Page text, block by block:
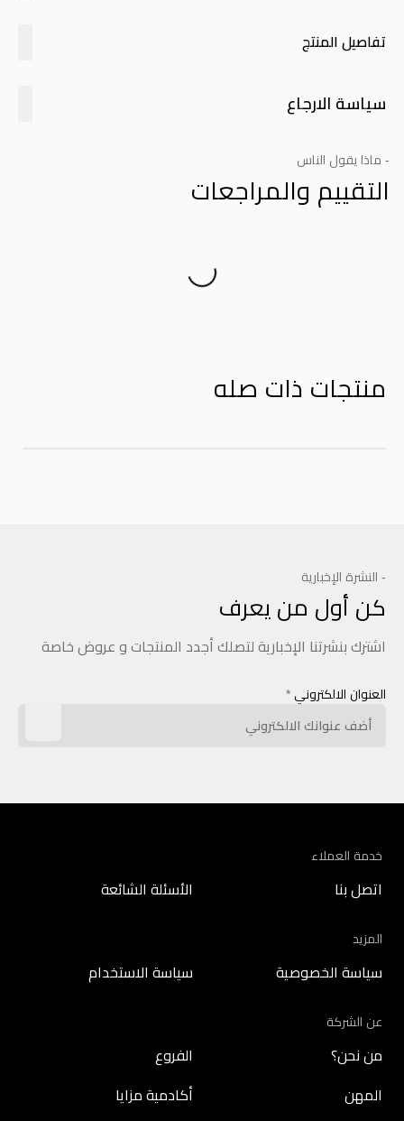
تفاصيل المنتج
سياسة الارجاع
- ماذا يقول الناس
التقييم والمراجعات
منتجات ذات صله
- النشرة الإخبارية
كن أول من يعرف
اشترك بنشرتنا الإخبارية لتصلك أجدد المنتجات و عروض خاصة
العنوان الالكتروني *
خدمة العملاء
اتصل بنا الأسئلة الشائعة
المزيد
سياسة الخصوصية سياسة الاستخدام
عن الشركة
من نحن؟ الفروع
المهن أكادمية مزايا